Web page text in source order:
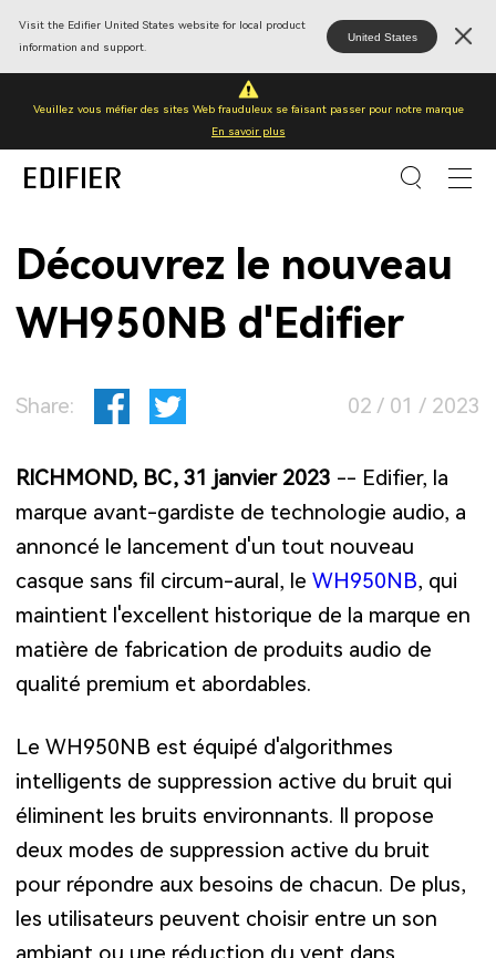
Visit the Edifier United States website for local product
information and support.
United States
Veuillez vous méfier des sites Web frauduleux se faisant passer pour notre marque
En savoir plus
Découvrez le nouveau
WH950NB d'Edifier
Share: 02 / 01 / 2023
RICHMOND, BC, 31 janvier 2023 -- Edifier, la
marque avant-gardiste de technologie audio, a
annoncé le lancement d'un tout nouveau
casque sans fil circum-aural, leWH950NB, qui
maintient l'excellent historique de la marque en
matière de fabrication de produits audio de
qualité premium et abordables.
Le WH950NB est équipé d'algorithmes
intelligents de suppression active du bruit qui
éliminent les bruits environnants. Il propose
deux modes de suppression active du bruit
pour répondre aux besoins de chacun. De plus,
les utilisateurs peuvent choisir entre un son
ambiant ou une réduction du vent dans